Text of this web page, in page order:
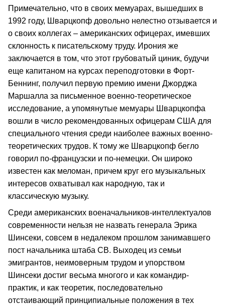
Примечательно, что в своих мемуарах, вышедших в
1992 году, Шварцкопф довольно нелестно отзывается и
о своих коллегах – американских офицерах, имевших
склонность к писательскому труду. Ирония же
заключается в том, что этот грубоватый циник, будучи
еще капитаном на курсах переподготовки в Форт-
Беннинг, получил первую премию имени Джорджа
Маршалла за письменное военно-теоретическое
исследование, а упомянутые мемуары Шварцкопфа
вошли в число рекомендованных офицерам США для
специального чтения среди наиболее важных военно-
теоретических трудов. К тому же Шварцкопф бегло
говорил по-французски и по-немецки. Он широко
известен как меломан, причем круг его музыкальных
интересов охватывал как народную, так и
классическую музыку.
Среди американских военачальников-интеллектуалов
современности нельзя не назвать генерала Эрика
Шинсеки, совсем в недалеком прошлом занимавшего
пост начальника штаба СВ. Выходец из семьи
эмигрантов, неимоверным трудом и упорством
Шинсеки достиг весьма многого и как командир-
практик, и как теоретик, последовательно
отстаивающий принципиальные положения в тех